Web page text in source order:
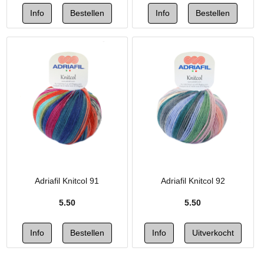
Adriafil Knitcol 91
5.50
Adriafil Knitcol 92
5.50